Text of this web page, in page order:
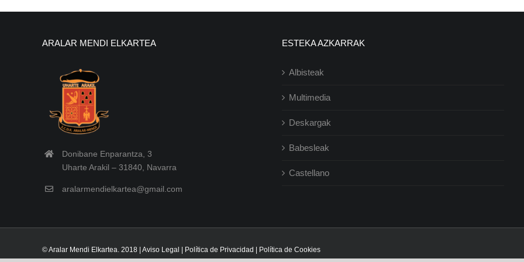
ARALAR MENDI ELKARTEA
Donibane Enparantza, 3
Uharte Arakil – 31840, Navarra
aralarmendielkartea@gmail.com
ESTEKA AZKARRAK
Albisteak
Multimedia
Deskargak
Babesleak
Castellano
© Aralar Mendi Elkartea. 2018 | Aviso Legal | Política de Privacidad | Política de Cookies